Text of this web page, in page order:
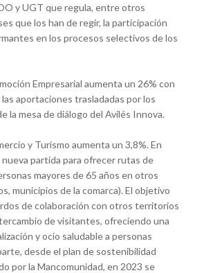
y UGT que regula, entre otros
que los han de regir, la participación
en los procesos selectivos de los
Empresarial aumenta un 26% con
aportaciones trasladadas por los
la mesa de diálogo del Avilés Innova.
y Turismo aumenta un 3,8%. En
nueva partida para ofrecer rutas de
mayores de 65 años en otros
municipios de la comarca). El objetivo
de colaboración con otros territorios
de visitantes, ofreciendo una
y ocio saludable a personas
desde el plan de sostenibilidad
por la Mancomunidad, en 2023 se